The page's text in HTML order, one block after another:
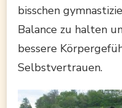
bisschen
Balance zu halten
bessere
Selbstvertrauen.